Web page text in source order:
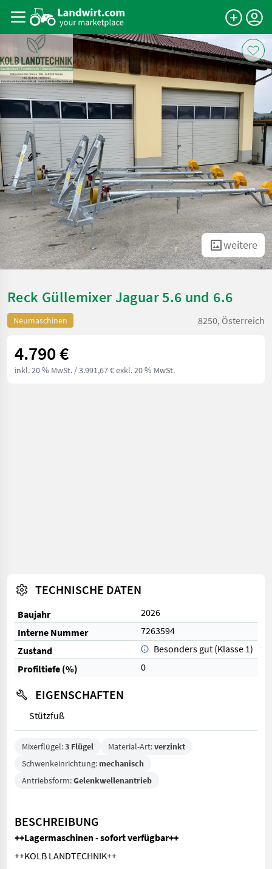
weitere
Reck Güllemixer Jaguar 5.6 und 6.6
Neumaschinen 8250, Österreich
4.790 €
inkl. 20 % MwSt. / 3.991,67 € exkl. 20 % MwSt.
TECHNISCHE DATEN
Baujahr
2026
Interne Nummer
7263594
Zustand
Besonders gut (Klasse 1)
Profiltiefe (%)
0
EIGENSCHAFTEN
Stützfuß
Mixerflügel:3 Flügel Material-Art:verzinkt
Schwenkeinrichtung: mechanisch
Antriebsform:Gelenkwellenantrieb
BESCHREIBUNG
++Lagermaschinen - sofort verfügbar++
++KOLB LANDTECHNIK++